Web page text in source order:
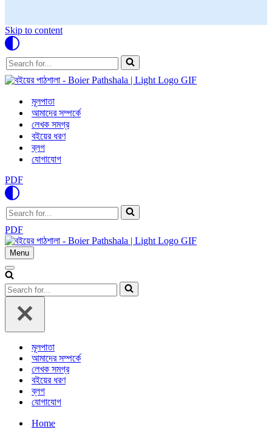
Skip to content
Search
for...
মূলপাতা
আমাদের সম্পর্কে
লেখক সমগ্র
বইয়ের ধরণ
ব্লগ
যোগাযোগ
PDF
Search
for...
PDF
Menu
Navigation
Navigation
Menu
Search
for...
মূলপাতা
আমাদের সম্পর্কে
লেখক সমগ্র
বইয়ের ধরণ
ব্লগ
যোগাযোগ
Home